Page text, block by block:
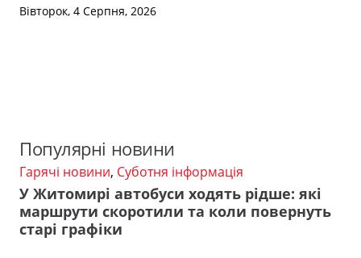
Вівторок, 4 Серпня, 2026
Популярні новини
Гарячі новини, Суботня інформація
У Житомирі автобуси ходять рідше: які
маршрути скоротили та коли повернуть
старі графіки